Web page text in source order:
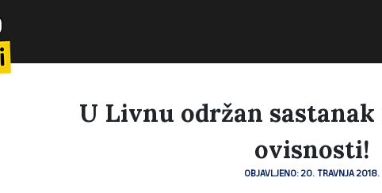
U Livnu održan
ovisnosti!
OBJAVLJENO: 20. TRAVNJA 2018.